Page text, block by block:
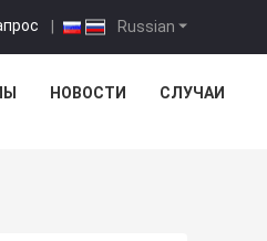
Russian
|
НОВОСТИ СЛУЧАИ